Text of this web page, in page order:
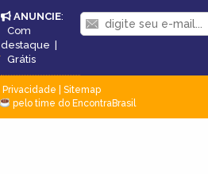
ANUNCIE:
Com
destaque |
Grátis
Privacidade
Sitemap
pelo time do EncontraBrasil